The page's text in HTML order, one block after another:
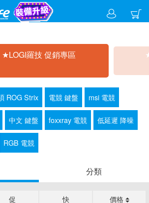
★LOGI羅技 促銷專區
ROG Strix 電競 鍵盤 msi 電競
中文 鍵盤 foxxray 電競 低延遲 降噪
RGB 電競
分類
促 快 價格